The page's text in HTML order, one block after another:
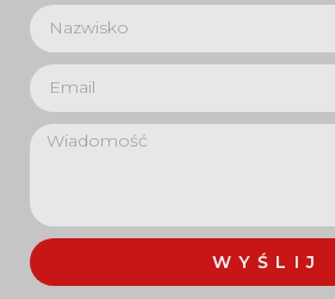
WYŚLIJ